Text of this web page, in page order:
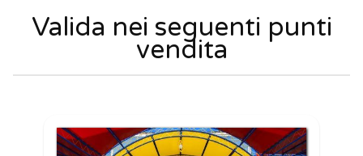
Valida nei seguenti punti
vendita